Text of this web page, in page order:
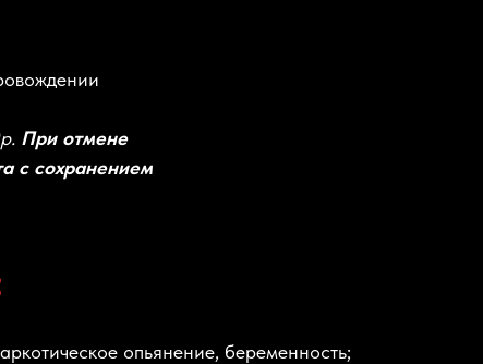
При отмене
с сохранением
опьянение, беременность;